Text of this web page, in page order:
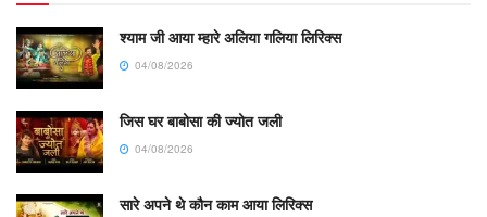
श्याम जी आया म्हारे अलिया गलिया लिरिक्स
04/08/2026
जिस घर बाबोसा की ज्योत जली
04/08/2026
सारे अपने थे कौन काम आया लिरिक्स